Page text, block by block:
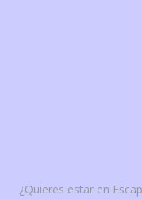
¿Quieres estar en